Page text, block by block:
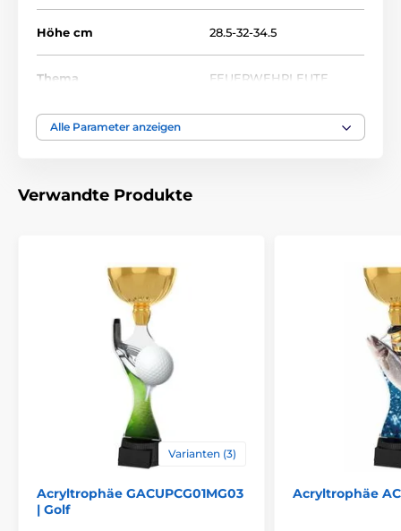
Höhe cm 28.5-32-34.5
Thema FEUERWEHRLEUTE
Auszeichnungstyp
Alle Parameter anzeigen
Verwandte Produkte
Varianten (3)
Acryltrophäe GACUPCG01MG03
| Golf
Acryltrophäe